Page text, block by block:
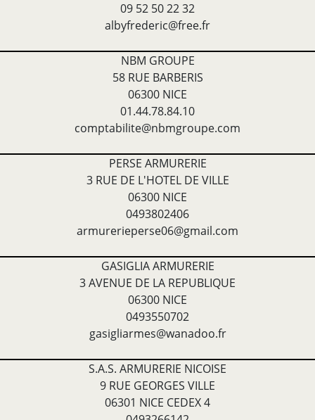
09 52 50 22 32
albyfrederic@free.fr
NBM GROUPE
58 RUE BARBERIS
06300 NICE
01.44.78.84.10
comptabilite@nbmgroupe.com
PERSE ARMURERIE
3 RUE DE L'HOTEL DE VILLE
06300 NICE
0493802406
armurerieperse06@gmail.com
GASIGLIA ARMURERIE
3 AVENUE DE LA REPUBLIQUE
06300 NICE
0493550702
gasigliarmes@wanadoo.fr
S.A.S. ARMURERIE NICOISE
9 RUE GEORGES VILLE
06301 NICE CEDEX 4